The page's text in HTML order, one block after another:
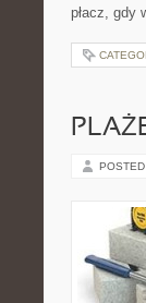
płacz, gdy